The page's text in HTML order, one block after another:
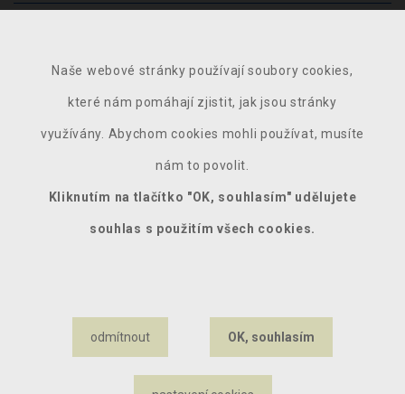
Naše webové stránky používají soubory cookies,
které nám pomáhají zjistit, jak jsou stránky
využívány. Abychom cookies mohli používat, musíte
nám to povolit.
Kliknutím na tlačítko "OK, souhlasím" udělujete
souhlas s použitím všech cookies.
odmítnout OK, souhlasím